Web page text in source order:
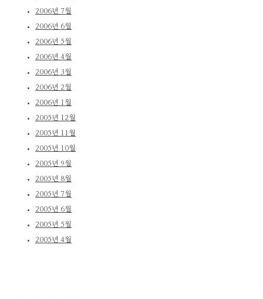
2006년 7월
2006년 6월
2006년 5월
2006년 4월
2006년 3월
2006년 2월
2006년 1월
2005년 12월
2005년 11월
2005년 10월
2005년 9월
2005년 8월
2005년 7월
2005년 6월
2005년 5월
2005년 4월